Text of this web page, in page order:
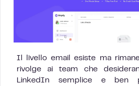
Il livello email esiste ma
rivolge ai team che
LinkedIn semplice e ben